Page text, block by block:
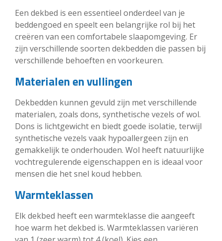
Een dekbed is een essentieel onderdeel van je
beddengoed en speelt een belangrijke rol bij het
creëren van een comfortabele slaapomgeving. Er
zijn verschillende soorten dekbedden die passen bij
verschillende behoeften en voorkeuren.
Materialen en vullingen
Dekbedden kunnen gevuld zijn met verschillende
materialen, zoals dons, synthetische vezels of wol.
Dons is lichtgewicht en biedt goede isolatie, terwijl
synthetische vezels vaak hypoallergeen zijn en
gemakkelijk te onderhouden. Wol heeft natuurlijke
vochtregulerende eigenschappen en is ideaal voor
mensen die het snel koud hebben.
Warmteklassen
Elk dekbed heeft een warmteklasse die aangeeft
hoe warm het dekbed is. Warmteklassen variëren